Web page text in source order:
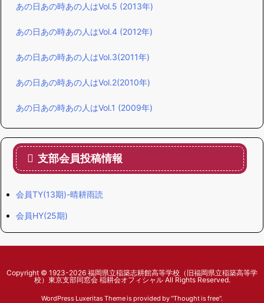
あの日あの時あの人はVol.5 (2013年)
あの日あの時あの人はVol.4 (2012年)
あの日あの時あの人はVol.3(2011年)
あの日あの時あの人はVol.2(2010年)
あの日あの時あの人はVol.1 (2009年)
支部会員投稿情報
会員TY(13期)-晴耕雨読
会員HY(25期)
Copyright © 1923-2026 福岡県立稲築志耕館高等学校（旧福岡県立稲築高等学
校）東京支部同窓会 稲耕会オフィシャルAll Rights Reserved.
WordPress Luxeritas Theme is provided by "Thought is free".